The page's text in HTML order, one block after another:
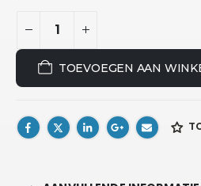
TOEVOEGEN AAN